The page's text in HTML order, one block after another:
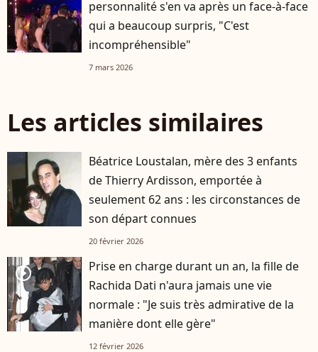
personnalité s'en va après un face-à-face
qui a beaucoup surpris, "C'est
incompréhensible"
7 mars 2026
Les articles similaires
Béatrice Loustalan, mère des 3 enfants
de Thierry Ardisson, emportée à
seulement 62 ans : les circonstances de
son départ connues
20 février 2026
player2
Prise en charge durant un an, la fille de
Rachida Dati n'aura jamais une vie
normale : "Je suis très admirative de la
manière dont elle gère"
12 février 2026